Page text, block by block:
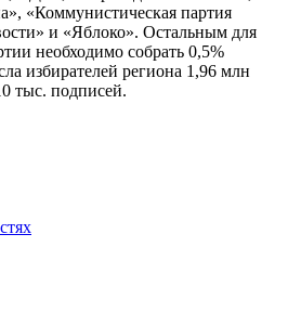
«Коммунистическая партия
и «Яблоко». Остальным для
необходимо собрать 0,5%
избирателей региона 1,96 млн
тыс. подписей.